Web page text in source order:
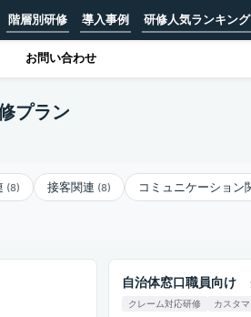
階層別研修 導入事例 研修人気ランキング
お問い合わせ
プラン
(8) 接客関連 (8) コミュニケーション
自治体窓口職員向け
クレーム対応研修 カスタ